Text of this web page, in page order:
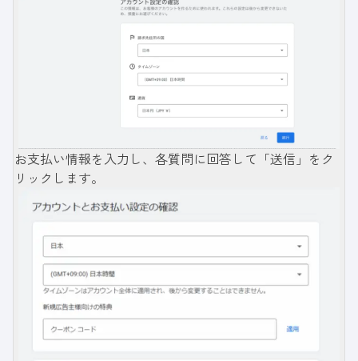
お支払い情報を入力し、各質問に回答して「送信」をク
リックします。